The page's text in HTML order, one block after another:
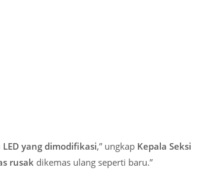
yang dimodifikasi,” ungkap Kepala Seksi
rusak dikemas ulang seperti baru.”